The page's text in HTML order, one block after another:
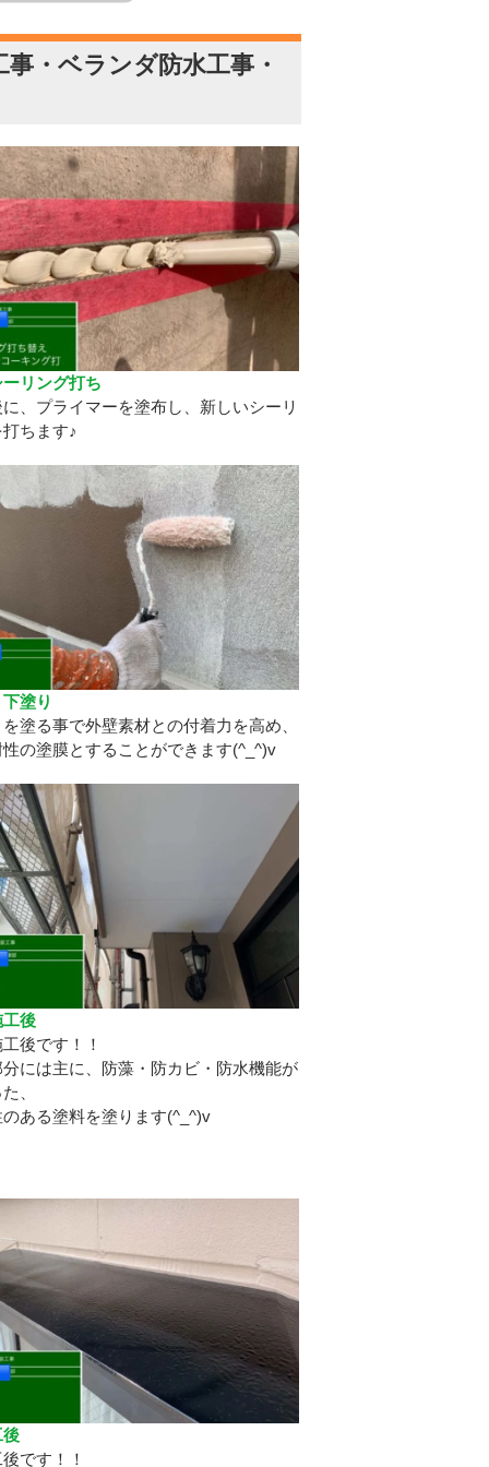
・ベランダ防水工事・
リング打ち
、プライマーを塗布し、新しいシーリ
ちます♪
塗り
塗る事で外壁素材との付着力を高め、
の塗膜とすることができます(^_^)v
後
後です！！
には主に、防藻・防カビ・防水機能が
、
ある塗料を塗ります(^_^)v
後
です！！